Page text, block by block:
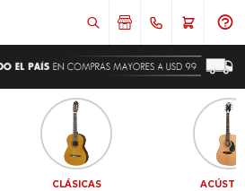
CLÁSICAS